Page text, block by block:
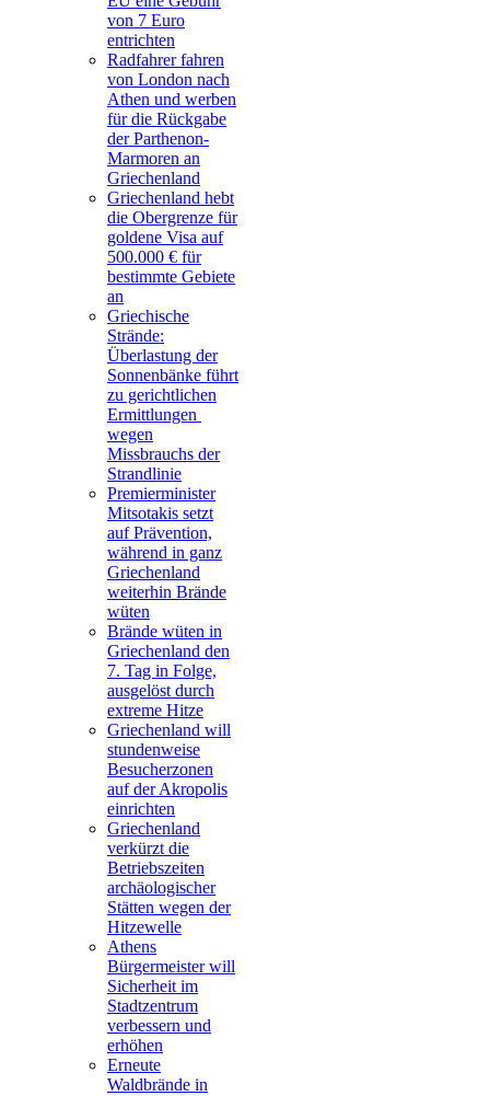
von 7 Euro
entrichten
Radfahrer fahren
von London nach
Athen und werben
für die Rückgabe
der Parthenon-
Marmoren an
Griechenland
Griechenland hebt
die Obergrenze für
goldene Visa auf
500.000 € für
bestimmte Gebiete
an
Griechische
Strände:
Überlastung der
Sonnenbänke führt
zu gerichtlichen
Ermittlungen
wegen
Missbrauchs der
Strandlinie
Premierminister
Mitsotakis setzt
auf Prävention,
während in ganz
Griechenland
weiterhin Brände
wüten
Brände wüten in
Griechenland den
7. Tag in Folge,
ausgelöst durch
extreme Hitze
Griechenland will
stundenweise
Besucherzonen
auf der Akropolis
einrichten
Griechenland
verkürzt die
Betriebszeiten
archäologischer
Stätten wegen der
Hitzewelle
Athens
Bürgermeister will
Sicherheit im
Stadtzentrum
verbessern und
erhöhen
Erneute
Waldbrände in